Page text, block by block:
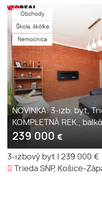
Obchody
Škola, škôlka
Nemocnica
NOVINKA: 3-izb. byt,
KOMPLETNÁ REK.,
239 000 €
3-izbový byt
239 000 €
Trieda SNP, Košice-